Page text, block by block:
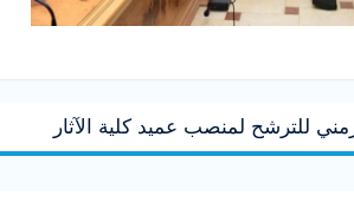
للترشح لمنصب عميد كلية الآثار